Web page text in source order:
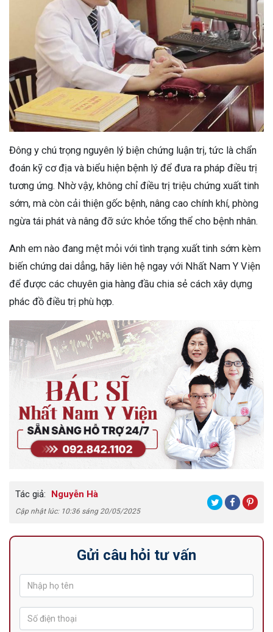
Đông y chú trọng nguyên lý biện chứng luận trị, tức là chẩn
đoán kỹ cơ địa và biểu hiện bệnh lý để đưa ra pháp điều trị
tương ứng. Nhờ vậy, không chỉ điều trị triệu chứng xuất tinh
sớm, mà còn cải thiện gốc bệnh, nâng cao chính khí, phòng
ngừa tái phát và nâng đỡ sức khỏe tổng thể cho bệnh nhân.
Anh em nào đang mệt mỏi với tình trạng xuất tinh sớm kèm
biến chứng dai dẳng, hãy liên hệ ngay với Nhất Nam Y Viện
để được các chuyên gia hàng đầu chia sẻ cách xây dựng
phác đồ điều trị phù hợp.
Tác giả: Nguyễn Hà
Cập nhật lúc: 10:36 sáng 20/05/2025
Gửi câu hỏi tư vấn